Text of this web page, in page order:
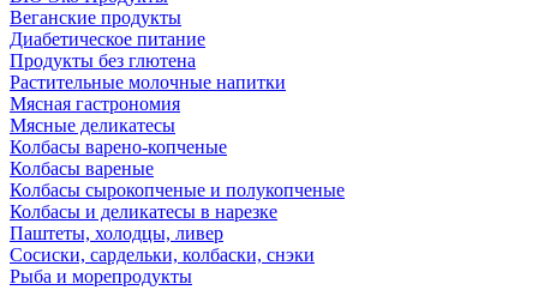
Веганские продукты
Диабетическое питание
Продукты без глютена
Растительные молочные напитки
Мясная гастрономия
Мясные деликатесы
Колбасы варено-копченые
Колбасы вареные
Колбасы сырокопченые и полукопченые
Колбасы и деликатесы в нарезке
Паштеты, холодцы, ливер
Сосиски, сардельки, колбаски, снэки
Рыба и морепродукты